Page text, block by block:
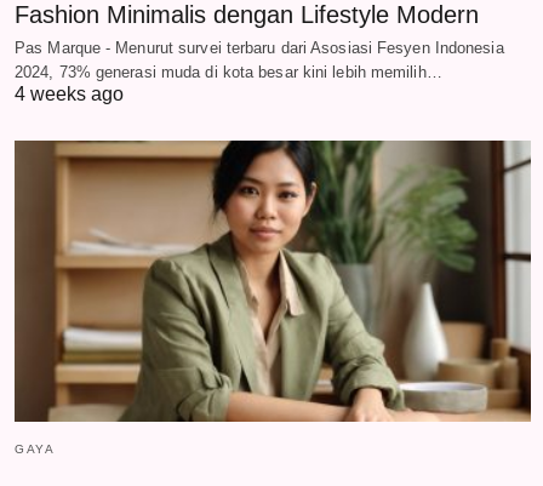
Fashion Minimalis dengan Lifestyle Modern
Pas Marque - Menurut survei terbaru dari Asosiasi Fesyen Indonesia
2024, 73% generasi muda di kota besar kini lebih memilih…
4 weeks ago
GAYA